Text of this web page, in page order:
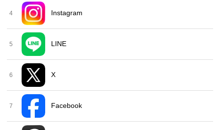
4 Instagram
5 LINE
6 X
7 Facebook